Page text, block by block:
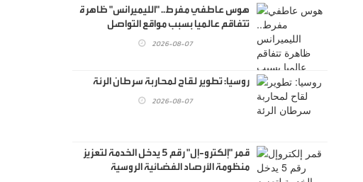
هوس عاطفي مفرط.. "الليميرانس" ظاهرة
تتفاقم عالميا بسبب مواقع التواصل
2026-08-07
روسيا: تطوير لقاح لمحاربة سرطان الرئة
2026-08-07
قمر "إلكترو-إل" رقم 5 يدخل الخدمة لتعزيز
منظومة الأرصاد الفضائية الروسية